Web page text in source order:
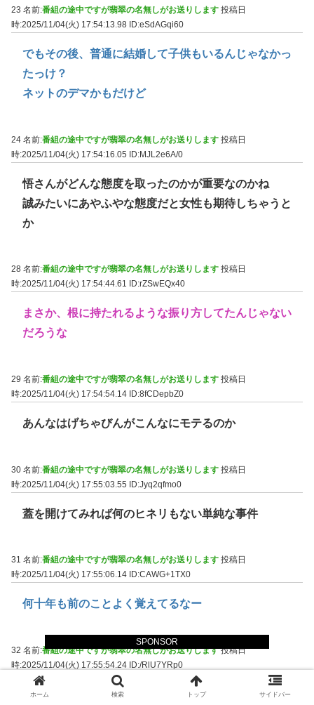
SPONSOR
23 名前:番組の途中ですが翡翠の名無しがお送りします 投稿日
時:2025/11/04(火) 17:54:13.98 ID:eSdAGqi60
でもその後、普通に結婚して子供もいるんじゃなかっ
たっけ？
ネットのデマかもだけど
24 名前:番組の途中ですが翡翠の名無しがお送りします 投稿日
時:2025/11/04(火) 17:54:16.05 ID:MJL2e6A/0
悟さんがどんな態度を取ったのかが重要なのかね
誠みたいにあやふやな態度だと女性も期待しちゃうと
か
28 名前:番組の途中ですが翡翠の名無しがお送りします 投稿日
時:2025/11/04(火) 17:54:44.61
ID:rZSwEQx40
まさか、根に持たれるような振り方してたんじゃない
だろうな
29 名前:番組の途中ですが翡翠の名無しがお送りします 投稿日
時:2025/11/04(火) 17:54:54.14 ID:8fCDepbZ0
あんなはげちゃびんがこんなにモテるのか
30 名前:番組の途中ですが翡翠の名無しがお送りします 投稿日
時:2025/11/04(火) 17:55:03.55 ID:Jyq2qfmo0
蓋を開けてみれば何のヒネリもない単純な事件
31 名前:番組の途中ですが翡翠の名無しがお送りします 投稿日
時:2025/11/04(火) 17:55:06.14 ID:CAWG+1TX0
何十年も前のことよく覚えてるなー
32 名前:番組の途中ですが翡翠の名無しがお送りします投稿日
時:2025/11/04(火) 17:55:54.24 ID:/RlU7YRp0
こんなん速攻容疑者候補に挙がりそうなもんだ
ホーム 検索 トップ サイドバー